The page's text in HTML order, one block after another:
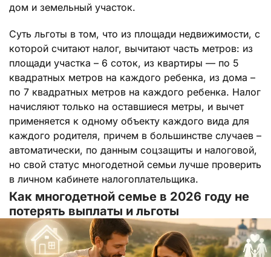
дом и земельный участок.
Суть льготы в том, что из площади недвижимости, с
которой считают налог, вычитают часть метров: из
площади участка – 6 соток, из квартиры — по 5
квадратных метров на каждого ребенка, из дома –
по 7 квадратных метров на каждого ребенка. Налог
начисляют только на оставшиеся метры, и вычет
применяется к одному объекту каждого вида для
каждого родителя, причем в большинстве случаев –
автоматически, по данным соцзащиты и налоговой,
но свой статус многодетной семьи лучше проверить
в личном кабинете налогоплательщика.
Как многодетной семье в 2026 году не
потерять выплаты и льготы